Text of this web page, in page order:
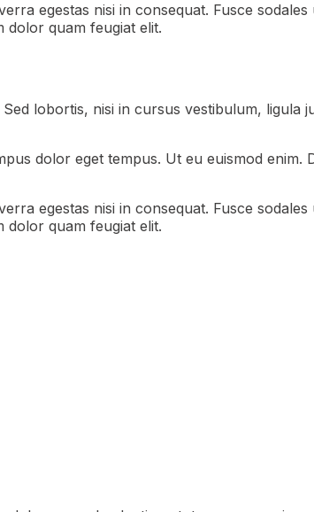
egestas nisi in consequat. Fusce
dolor quam feugiat elit.
lobortis, nisi in cursus vestibulum, ligula
dolor eget tempus. Ut eu euismod
egestas nisi in consequat. Fusce
dolor quam feugiat elit.